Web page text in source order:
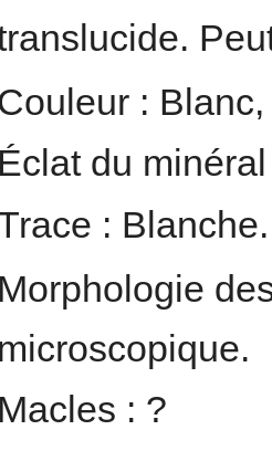
:
Éclat du
: Blanche.
Morphologie
microscopique.
Macles : ?